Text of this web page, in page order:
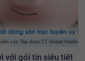
với gói tin siêu tiết